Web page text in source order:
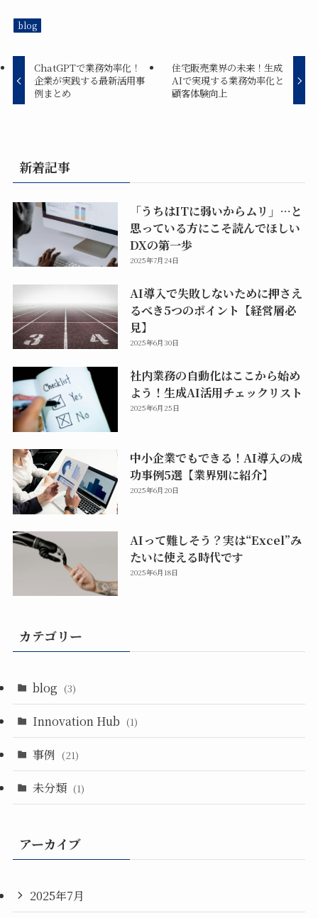
blog
ChatGPTで業務効率化！
企業が実践する最新活用事
例まとめ
住宅販売業界の未来！生成
AIで実現する業務効率化と
顧客体験向上
新着記事
「うちはITに弱いからムリ」…と
思っている方にこそ読んでほしい
DXの第一歩
2025年7月24日
AI導入で失敗しないために押さえ
るべき5つのポイント【経営層必
見】
2025年6月30日
社内業務の自動化はここから始め
よう！生成AI活用チェックリスト
2025年6月25日
中小企業でもできる！AI導入の成
功事例5選【業界別に紹介】
2025年6月20日
AIって難しそう？実は“Excel”み
たいに使える時代です
2025年6月18日
カテゴリー
blog (3)
Innovation Hub (1)
事例 (21)
未分類 (1)
アーカイブ
2025年7月